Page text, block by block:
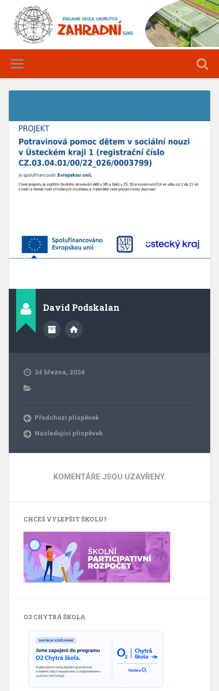
David Podskalan
24 března, 2024
Předchozí příspěvek
Následující příspěvek
KOMENTÁŘE JSOU UZAVŘENY.
CHCEŠ VYLEPŠIT ŠKOLU?
O2 CHYTRÁ ŠKOLA